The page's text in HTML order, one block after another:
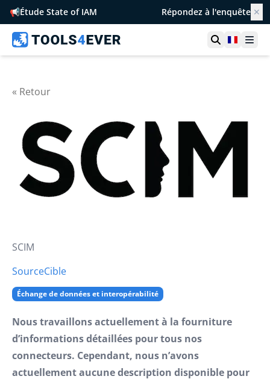
📢Étude State of IAM Répondez à l'enquête ✕
Ouvrir la
France
« Retour
SCIM
SourceCible
Échange de données et interopérabilité
Nous travaillons actuellement à la fourniture
d’informations détaillées pour tous nos
connecteurs. Cependant, nous n’avons
actuellement aucune description disponible pour